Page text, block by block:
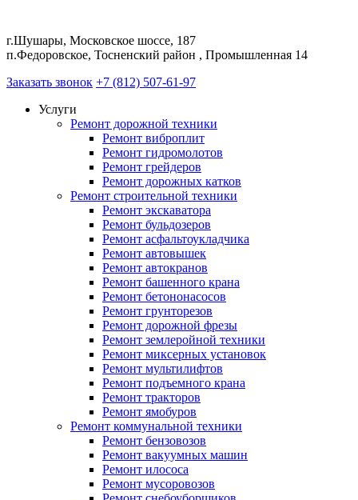
г.Шушары, Московское шоссе, 187
п.Федоровское, Тосненский район , Промышленная 14
Заказать звонок +7 (812) 507-61-97
Услуги
Ремонт дорожной техники
Ремонт виброплит
Ремонт гидромолотов
Ремонт грейдеров
Ремонт дорожных катков
Ремонт строительной техники
Ремонт экскаватора
Ремонт бульдозеров
Ремонт асфальтоукладчика
Ремонт автовышек
Ремонт автокранов
Ремонт башенного крана
Ремонт бетононасосов
Ремонт грунторезов
Ремонт дорожной фрезы
Ремонт землеройной техники
Ремонт миксерных установок
Ремонт мультилифтов
Ремонт подъемного крана
Ремонт тракторов
Ремонт ямобуров
Ремонт коммунальной техники
Ремонт бензовозов
Ремонт вакуумных машин
Ремонт илососа
Ремонт мусоровозов